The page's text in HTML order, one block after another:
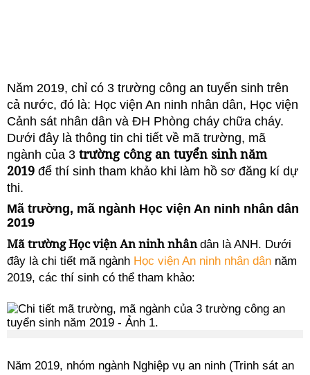
Năm 2019, chỉ có 3 trường công an tuyển sinh trên
cả nước, đó là: Học viện An ninh nhân dân, Học viện
Cảnh sát nhân dân và ĐH Phòng cháy chữa cháy.
Dưới đây là thông tin chi tiết về mã trường, mã
ngành của 3 trường công an tuyển sinh năm
2019 để thí sinh tham khảo khi làm hồ sơ đăng kí dự
thi.
Mã trường, mã ngành Học viện An ninh nhân dân
2019
Mã trường Học viện An ninh nhândân là ANH. Dưới
đây là chi tiết mã ngành Học viện An ninh nhân dân năm
2019, các thí sinh có thể tham khảo:
Năm 2019, nhóm ngành Nghiệp vụ an ninh (Trinh sát an